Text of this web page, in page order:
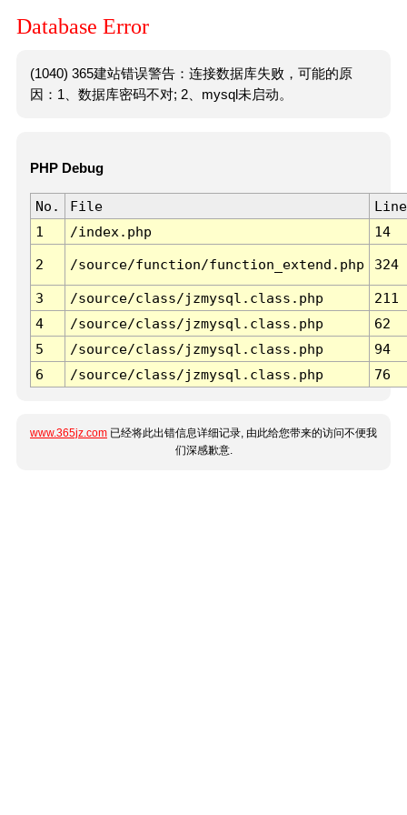
Database Error
(1040) 365建站错误警告：连接数据库失败，可能的原
因：1、数据库密码不对; 2、mysql未启动。
PHP Debug
No. File
Line
1
/index.php 14
2 /source/function/function_extend.php 324
3 /source/class/jzmysql.class.php
211
4
/source/class/jzmysql.class.php
62
5
/source/class/jzmysql.class.php
94
6
/source/class/jzmysql.class.php 76
www.365jz.com 已经将此出错信息详细记录, 由此给您带来的访问不便我
们深感歉意.